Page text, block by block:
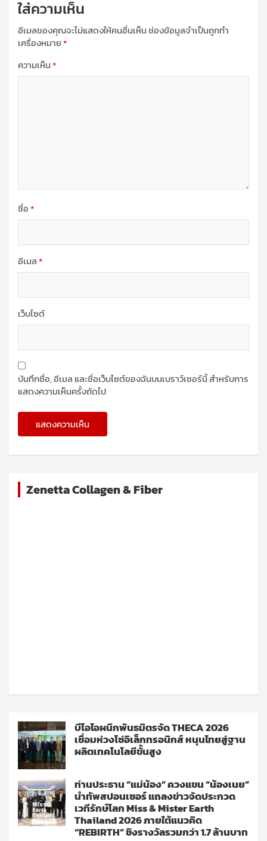
ใส่ความเห็น
อีเมลของคุณจะไม่แสดงให้คนอื่นเห็นช่องข้อมูลจำเป็นถูกทำ
เครื่องหมาย*
ความเห็น*
ชื่อ*
อีเมล*
เว็บไซต์
บันทึกชื่อ, อีเมล และชื่อเว็บไซต์ของฉันบนเบราว์เซอร์นี้ สำหรับการ
แสดงความเห็นครั้งถัดไป
Zenetta Collagen & Fiber
บีโอไอผนึกพันธมิตรจัด THECA 2026
เชื่อมห่วงโซ่อิเล็กทรอนิกส์ หนุนไทยสู่ฐาน
ผลิตเทคโนโลยีขั้นสูง
ท่านประธาน “แม่น้อง” ควงแขน “น้องเนย”
นำทัพสปอนเซอร์ แถลงข่าวจัดประกวด
เวทีรักษ์โลก Miss & Mister Earth
Thailand 2026 ภายใต้แนวคิด
“REBIRTH” ชิงรางวัลรวมกว่า 1.7 ล้านบาท